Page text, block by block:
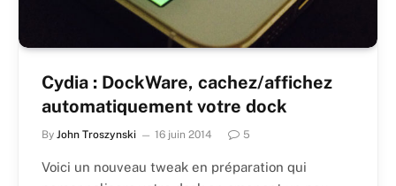
Cydia : DockWare, cachez/affichez
automatiquement votre dock
By John Troszynski 16 juin 2014 5
Voici un nouveau tweak en préparation qui